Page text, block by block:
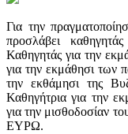
Για την
προσλάβει
Καθηγητάς για την
για την εκμάθησι των
την εκθάμησι της
Καθηγήτρια για την
για την μισθοδοσίαν
ΕΥΡΩ.